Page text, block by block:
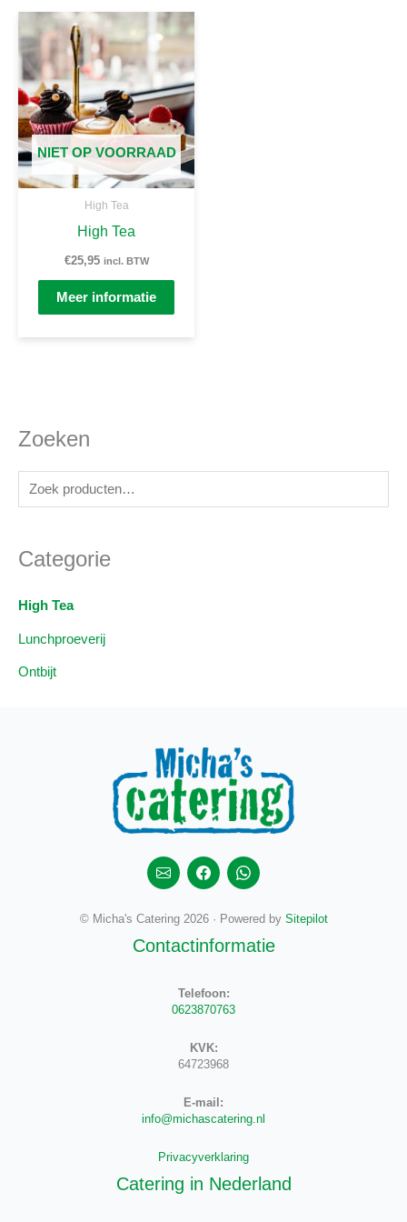
Zoeken
o
k
n
n
a
Categorie
High Tea
Lunchproeverij
Ontbijt
NIET OP VOORRAAD
High Tea
High Tea
€25,95 incl. BTW
Meer informatie
© Micha's Catering 2026 · Powered by Sitepilot
Contactinformatie
Telefoon:
0623870763
KVK:
64723968
E-mail:
info@michascatering.nl
Privacyverklaring
Catering in Nederland